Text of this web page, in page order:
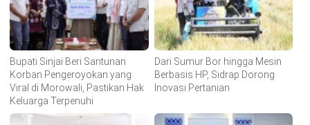
Bupati Sinjai Beri Santunan
Korban Pengeroyokan yang
Viral di Morowali, Pastikan Hak
Keluarga Terpenuhi
Dari Sumur Bor hingga Mesin
Berbasis HP, Sidrap Dorong
Inovasi Pertanian